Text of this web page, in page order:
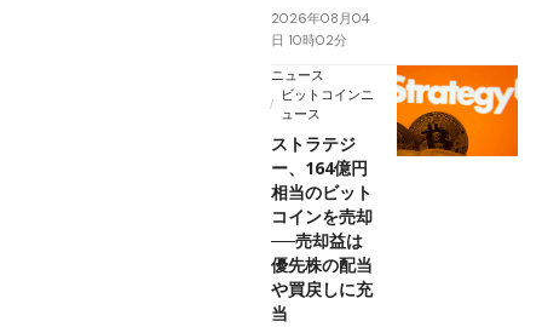
2026年08月04
日 10時02分
ニュース
ビットコインニ
ュース
ストラテジ
ー、164億円
相当のビット
コインを売却
──売却益は
優先株の配当
や買戻しに充
当